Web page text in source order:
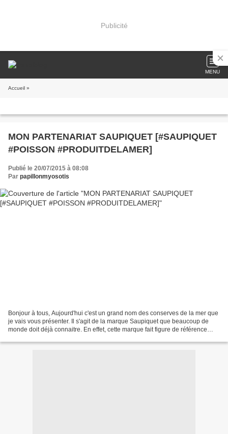
Publicité
MENU
Accueil »
MON PARTENARIAT SAUPIQUET [#SAUPIQUET
#POISSON #PRODUITDELAMER]
Publié le 20/07/2015 à 08:08
Par papillonmyosotis
Bonjour à tous, Aujourd'hui c'est un grand nom des conserves de la mer que
je vais vous présenter. Il s'agit de la marque Saupiquet que beaucoup de
monde doit déjà connaitre. En effet, cette marque fait figure de référence